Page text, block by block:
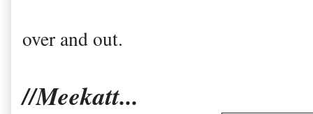
over and out.
//Meekatt...